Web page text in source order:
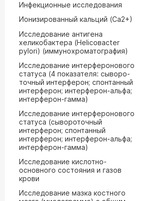
Инфекционные исследования
Ионизированный кальций (Са2+)
Исследование антигена
хеликобактера (Helicoвacter
pylori) (иммунохроматография)
Исследование интерферонового
статуса (4 показателя: сыворо-
точный интерферон; спонтанный
интерферон; интерферон-альфа;
интерферон-гамма)
Исследование интерферонового
статуса (сывороточный
интерферон; спонтанный
интерферон; интерферон-альфа;
интерферон-гамма)
Исследование кислотно-
основного состояния и газов
крови
Исследование мазка костного